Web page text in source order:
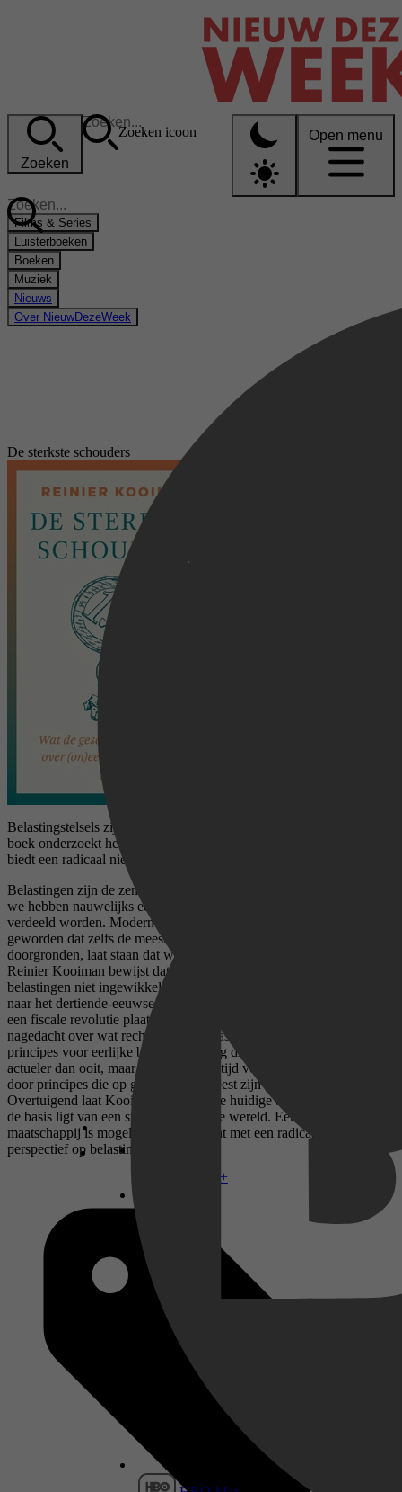
Zoeken
Zoeken icoon Open menu
Films & Series
Disney+
Luisterboeken
Boeken
Muziek
Nieuws
Over NieuwDezeWeek
De sterkste schouders
Belastingstelsels zijn te complex en onrechtvaardig. Dit verbluffende
boek onderzoekt het (verrotte) fundament van onze belastingen en
biedt een radicaal nieuw perspectief op een eerlijke wereld.
Belastingen zijn de zenuwen van de staat. Maar hoe belangrijk ook,
we hebben nauwelijks een idee hoe de lasten van onze samenleving
verdeeld worden. Moderne belastingstelsels zijn zo complex
geworden dat zelfs de meest ervaren fiscalisten moeite hebben het te
doorgronden, laat staan dat we kunnen beoordelen of het eerlijk is.
Reinier Kooiman bewijst dat een democratisch gesprek over
belastingen niet ingewikkeld hoeft te zijn. Hij neemt de lezer mee
naar het dertiende-eeuwse Bologna, Perugia en Siena, waar destijds
een fiscale revolutie plaatsvond en waar fundamenteel werd
nagedacht over wat rechtvaardige belastingheffing is. De heldere
principes voor eerlijke belastingheffing die toen zijn ontstaan zijn
actueler dan ooit, maar in de loop der tijd vergeten en vervangen
door principes die op geheel andere leest zijn geschoeid.
Overtuigend laat Kooiman zien hoe de huidige belastingkolos aan
de basis ligt van een steeds ongelijkere wereld. Een rechtvaardigere
maatschappij is mogelijk, en het begint met een radicaal nieuw
perspectief op belastingen.